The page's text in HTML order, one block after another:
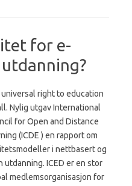
for e-
universal right to education
Nylig utgav International
for Open and Distance
(ICDE ) en rapport om
i nettbasert og
utdanning. ICED er en stor
medlemsorganisasjon for